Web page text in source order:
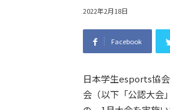
2022年2月18日
Facebook
日本学生esports協
会（以下「公認大会